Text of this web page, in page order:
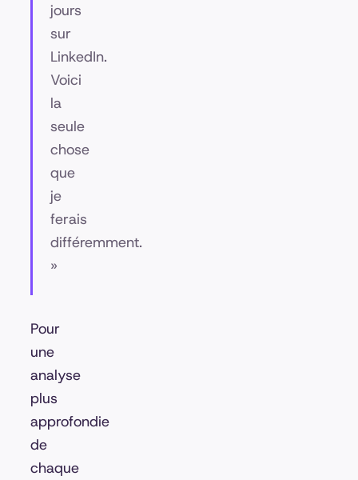
jours
sur
LinkedIn.
Voici
la
seule
chose
que
je
ferais
différemment.
»
Pour
une
analyse
plus
approfondie
de
chaque